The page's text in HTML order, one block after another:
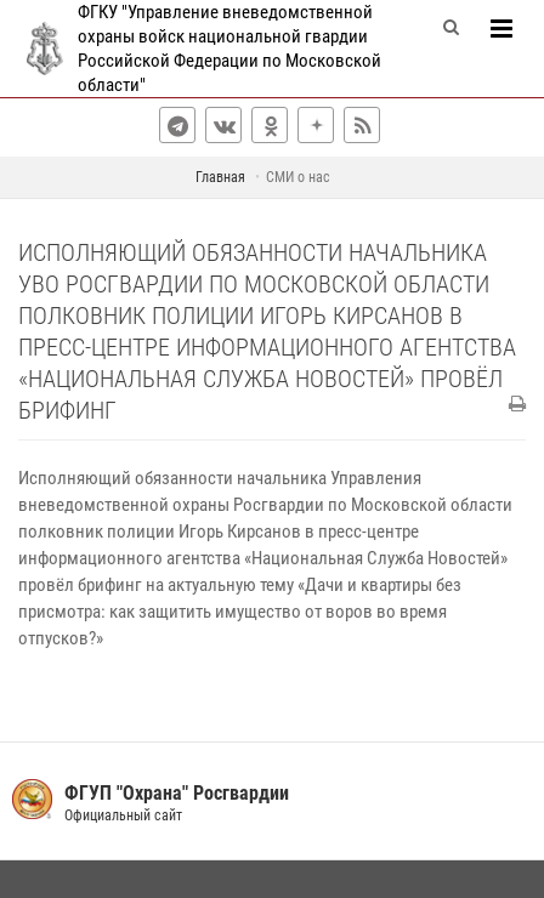
ФГКУ "Управление вневедомственной
охраны войск национальной гвардии
Российской Федерации по Московской
области"
Главная СМИ о нас
ИСПОЛНЯЮЩИЙ ОБЯЗАННОСТИ НАЧАЛЬНИКА
УВО РОСГВАРДИИ ПО МОСКОВСКОЙ ОБЛАСТИ
ПОЛКОВНИК ПОЛИЦИИ ИГОРЬ КИРСАНОВ В
ПРЕСС-ЦЕНТРЕ ИНФОРМАЦИОННОГО АГЕНТСТВА
«НАЦИОНАЛЬНАЯ СЛУЖБА НОВОСТЕЙ» ПРОВЁЛ
БРИФИНГ
Исполняющий обязанности начальника Управления
вневедомственной охраны Росгвардии по Московской области
полковник полиции Игорь Кирсанов в пресс-центре
информационного агентства «Национальная Служба Новостей»
провёл брифинг на актуальную тему «Дачи и квартиры без
присмотра: как защитить имущество от воров во время
отпусков?»
ФГУП "Охрана" Росгвардии
Официальный сайт